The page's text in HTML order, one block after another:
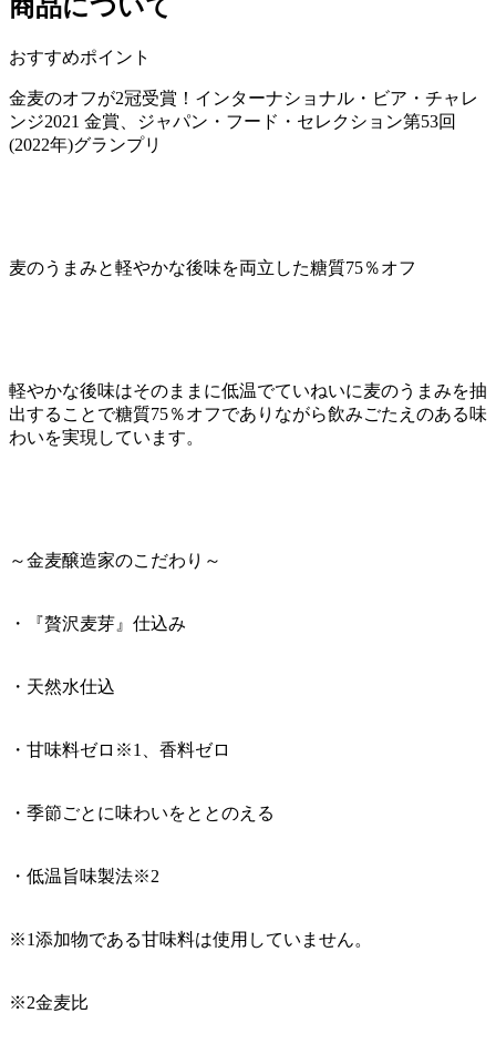
商品について
おすすめポイント
金麦のオフが2冠受賞！インターナショナル・ビア・チャレ
ンジ2021 金賞、ジャパン・フード・セレクション第53回
(2022年)グランプリ
麦のうまみと軽やかな後味を両立した糖質75％オフ
軽やかな後味はそのままに低温でていねいに麦のうまみを抽
出することで糖質75％オフでありながら飲みごたえのある味
わいを実現しています。
～金麦醸造家のこだわり～
・『贅沢麦芽』仕込み
・天然水仕込
・甘味料ゼロ※1、香料ゼロ
・季節ごとに味わいをととのえる
・低温旨味製法※2
※1添加物である甘味料は使用していません。
※2金麦比